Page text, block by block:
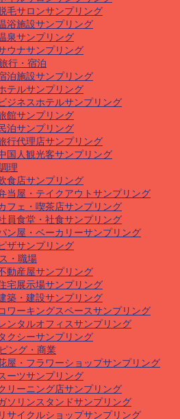
毛サロンサンプリング
浴施設サンプリング
泉サンプリング
ウナサンプリング
行・宿泊
泊施設サンプリング
テルサンプリング
ジネスホテルサンプリング
館サンプリング
泊サンプリング
行代理店サンプリング
国人観光客サンプリング
理
食店サンプリング
当屋・テイクアウトサンプリング
フェ・喫茶店サンプリング
員食堂・社食サンプリング
ン屋・ベーカリーサンプリング
ザサンプリング
・職場
動産屋サンプリング
宅展示場サンプリング
築・建設サンプリング
ワーキングスペースサンプリング
ンタルオフィスサンプリング
クシーサンプリング
ング・商業
屋・フラワーショップサンプリング
ーツサンプリング
リーニング店サンプリング
ソリンスタンドサンプリング
リサイクルショップサンプリング